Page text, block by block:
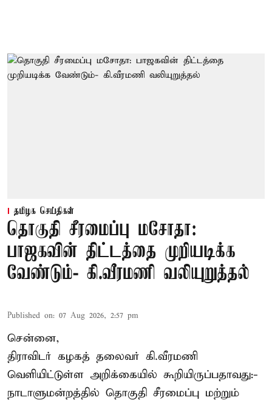
தமிழக செய்திகள்
தொகுதி சீரமைப்பு மசோதா:
பாஜகவின் திட்டத்தை முறியடிக்க
வேண்டும்- கி.வீரமணி வலியுறுத்தல்
Published on: 07 Aug 2026, 2:57 pm
சென்னை,
திராவிடர் கழகத் தலைவர் கி.வீரமணி
வெளியிட்டுள்ள அறிக்கையில் கூறியிருப்பதாவது:-
நாடாளுமன்றத்தில் தொகுதி சீரமைப்பு மற்றும்